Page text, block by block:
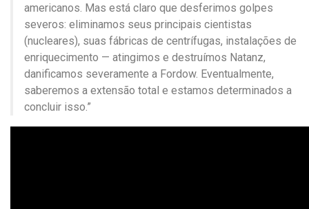
americanos. Mas está claro que desferimos golpes
severos: eliminamos seus principais cientistas
(nucleares), suas fábricas de centrífugas, instalações de
enriquecimento — atingimos e destruímos Natanz,
danificamos severamente a Fordow. Eventualmente,
saberemos a extensão total e estamos determinados a
concluir isso.”